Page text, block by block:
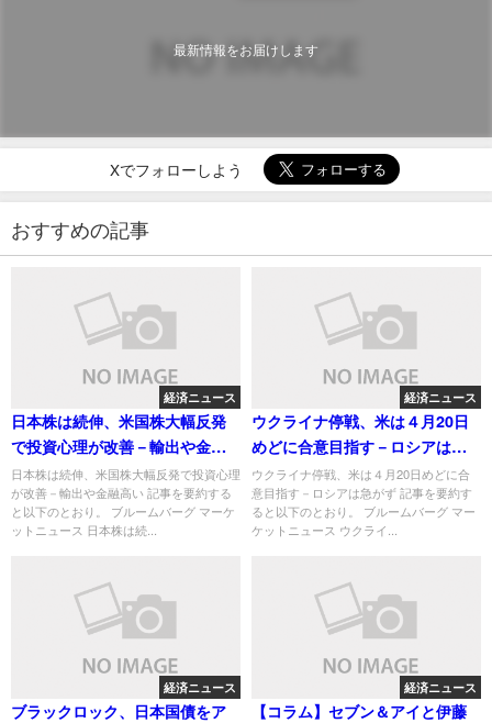
最新情報をお届けします
Xでフォローしよう
おすすめの記事
経済ニュース
日本株は続伸、米国株大幅反発
で投資心理が改善－輸出や金融
高い
日本株は続伸、米国株大幅反発で投資心理
が改善－輸出や金融高い 記事を要約する
と以下のとおり。 ブルームバーグ マーケ
ットニュース 日本株は続...
経済ニュース
ウクライナ停戦、米は４月20日
めどに合意目指す－ロシアは急
がず
ウクライナ停戦、米は４月20日めどに合
意目指す－ロシアは急がず 記事を要約す
ると以下のとおり。 ブルームバーグ マー
ケットニュース ウクライ...
経済ニュース
ブラックロック、日本国債をア
経済ニュース
【コラム】セブン＆アイと伊藤